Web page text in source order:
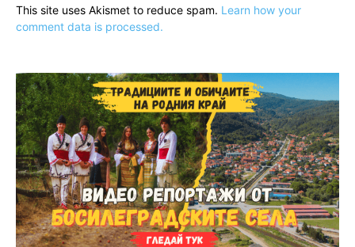
This site uses Akismet to reduce spam. Learn how your
comment data is processed.